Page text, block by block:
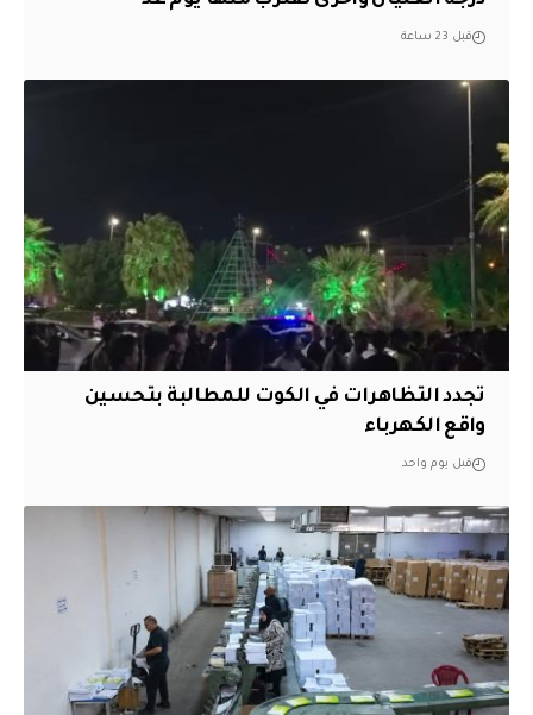
قبل 23 ساعة
تجدد التظاهرات في الكوت للمطالبة بتحسين
واقع الكهرباء
قبل يوم واحد